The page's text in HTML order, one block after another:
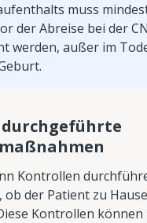
muss
der Abreise bei der
werden, außer im
durchgeführte
Kontrollen
der Patient zu
Kontrollen können